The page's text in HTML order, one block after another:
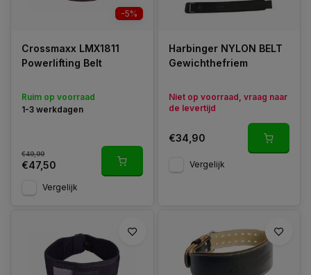
deze wel moet dragen en waarom je een gewichthefriem moet
-5%
Crossmaxx LMX1811
Powerlifting Belt
Ruim op voorraad
1-3 werkdagen
€49,99
€47,50
Vergelijk
Harbinger NYLON BELT
Gewichthefriem
Niet op voorraad, vraag naar
de levertijd
€34,90
Vergelijk